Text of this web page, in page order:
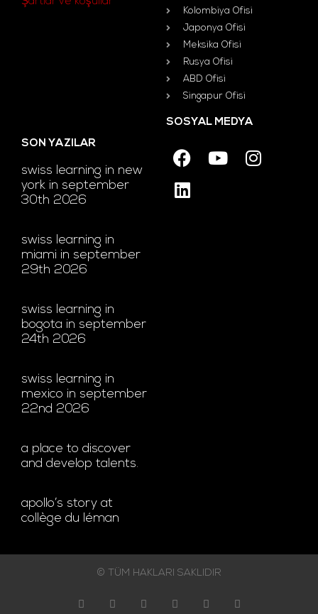
Kolombiya Ofisi
Japonya Ofisi
Meksika Ofisi
Rusya Ofisi
ABD Ofisi
Singapur Ofisi
SON YAZILAR
swiss learning in new
york in september
30th 2026
swiss learning in
miami in september
29th 2026
swiss learning in
bogota in september
24th 2026
swiss learning in
mexico in september
22nd 2026
a place to discover
and develop talents.
apollo’s story at
collège du léman
SOSYAL MEDYA
© TÜM HAKLARI SAKLIDIR